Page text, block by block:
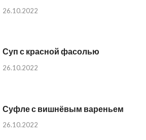
26.10.2022
Суп с красной фасолью
26.10.2022
Суфле с вишнёвым вареньем
26.10.2022